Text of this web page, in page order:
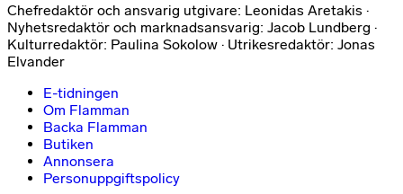
Chefredaktör och ansvarig utgivare: Leonidas Aretakis ·
Nyhetsredaktör och marknadsansvarig: Jacob Lundberg ·
Kulturredaktör: Paulina Sokolow · Utrikesredaktör: Jonas
Elvander
E-tidningen
Om Flamman
Backa Flamman
Butiken
Annonsera
Personuppgiftspolicy